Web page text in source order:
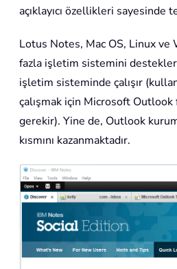
açıklayıcı özellikleri
Lotus Notes, Mac OS, Linux
fazla işletim sistemini
işletim sisteminde çalışır
çalışmak için Microsoft
gerekir). Yine de, Outlook
kısmını kazanmaktadır.